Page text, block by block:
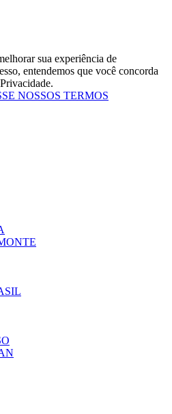
sua experiência de
entendemos que você concorda
NOSSOS TERMOS